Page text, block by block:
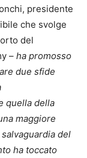
presidente
che svolge
del
– ha promosso
due sfide
quella della
maggiore
del
ha toccato